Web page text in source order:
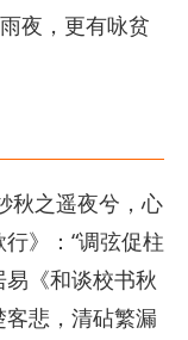
夜，更有咏贫
秋之遥夜兮，心
》：“调弦促柱
《和谈校书秋
悲，清砧繁漏